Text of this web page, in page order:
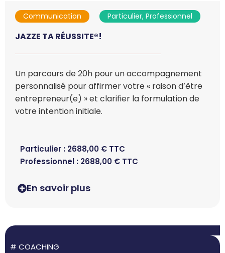
Communication Particulier, Professionnel
JAZZE TA RÉUSSITE®!
Un parcours de 20h pour un accompagnement
personnalisé pour affirmer votre « raison d’être
entrepreneur(e) » et clarifier la formulation de
votre intention initiale.
Particulier : 2688,00 € TTC
Professionnel : 2688,00 € TTC
En savoir plus
# COACHING